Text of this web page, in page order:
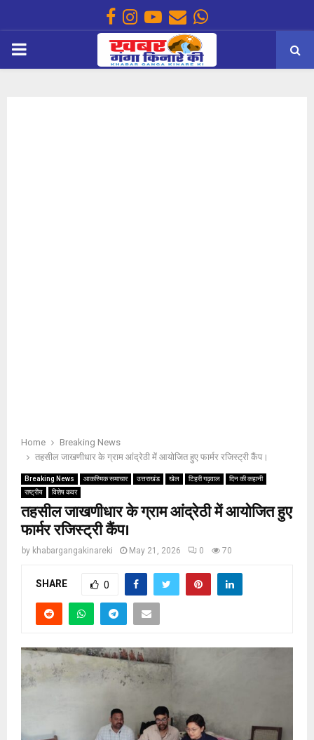
Facebook
Instagram
Youtube
EmailWhatsapp
PRIMARY
Home
Breaking News
तहसील जाखणीधार के ग्राम आंद्रेठी में आयोजित हुए फार्मर रजिस्ट्री कैंप।
Breaking News आकस्मिक समाचार उत्तराखंड खेल टिहरी गढ़वाल
दिन की कहानी
राष्ट्रीय
विशेष कवर
तहसील जाखणीधार के ग्राम आंद्रेठी में आयोजित हुए
फार्मर रजिस्ट्री कैंप।
by khabargangakinareki May 21, 2026 0 70
SHARE 0